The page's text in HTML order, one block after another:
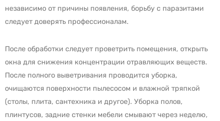
независимо от причины появления, борьбу с паразитами
следует доверять профессионалам.
После обработки следует проветрить помещения, открыть
окна для снижения концентрации отравляющих веществ.
После полного выветривания проводится уборка,
очищаются поверхности пылесосом и влажной тряпкой
(столы, плита, сантехника и другое). Уборка полов,
плинтусов, задние стенки мебели смывают через неделю,